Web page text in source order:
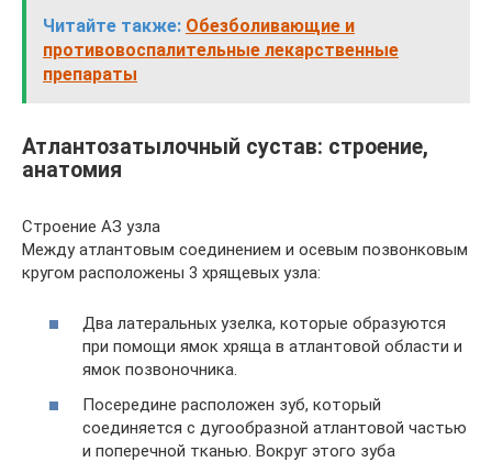
Читайте также: Обезболивающие и
противовоспалительные лекарственные
препараты
Атлантозатылочный сустав: строение,
анатомия
Строение АЗ узла
Между атлантовым соединением и осевым позвонковым
кругом расположены 3 хрящевых узла:
Два латеральных узелка, которые образуются
при помощи ямок хряща в атлантовой области и
ямок позвоночника.
Посередине расположен зуб, который
соединяется с дугообразной атлантовой частью
и поперечной тканью. Вокруг этого зуба